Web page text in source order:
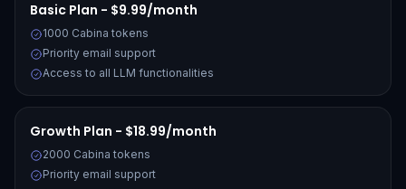
Basic Plan - $9.99/month
1000 Cabina tokens
Priority email support
Access to all LLM functionalities
Growth Plan - $18.99/month
2000 Cabina tokens
Priority email support